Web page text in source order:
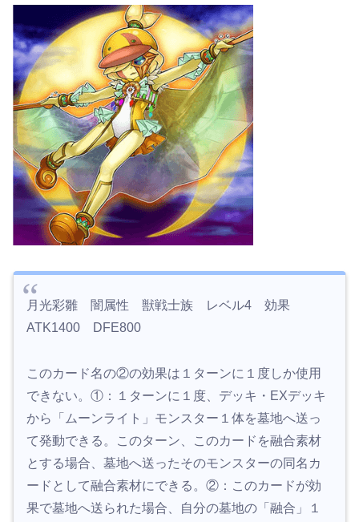
月光彩雛 闇属性 獣戦士族 レベル4 効果
ATK1400 DFE800
このカード名の②の効果は１ターンに１度しか使用
できない。①：１ターンに１度、デッキ・EXデッキ
から「ムーンライト」モンスター１体を墓地へ送っ
て発動できる。このターン、このカードを融合素材
とする場合、墓地へ送ったそのモンスターの同名カ
ードとして融合素材にできる。②：このカードが効
果で墓地へ送られた場合、自分の墓地の「融合」１